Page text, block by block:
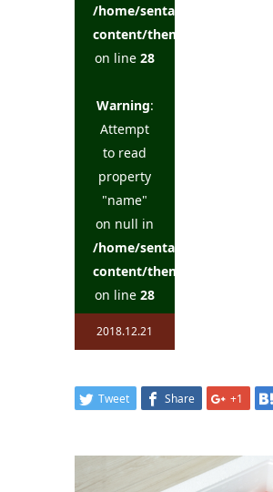
/home/sentakuya/
content/themes/
on line 28
Warning:
Attempt
to read
property
"name"
on null in
/home/sentakuya/
content/themes/
on line 28
2018.12.21
Tweet Share +1